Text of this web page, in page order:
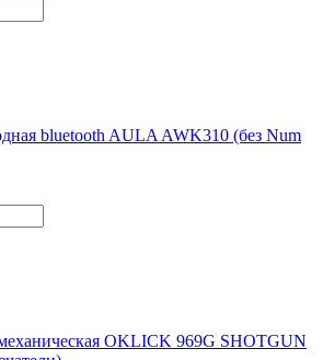
bluetooth AULA AWK310 (без Num
OKLICK 969G SHOTGUN